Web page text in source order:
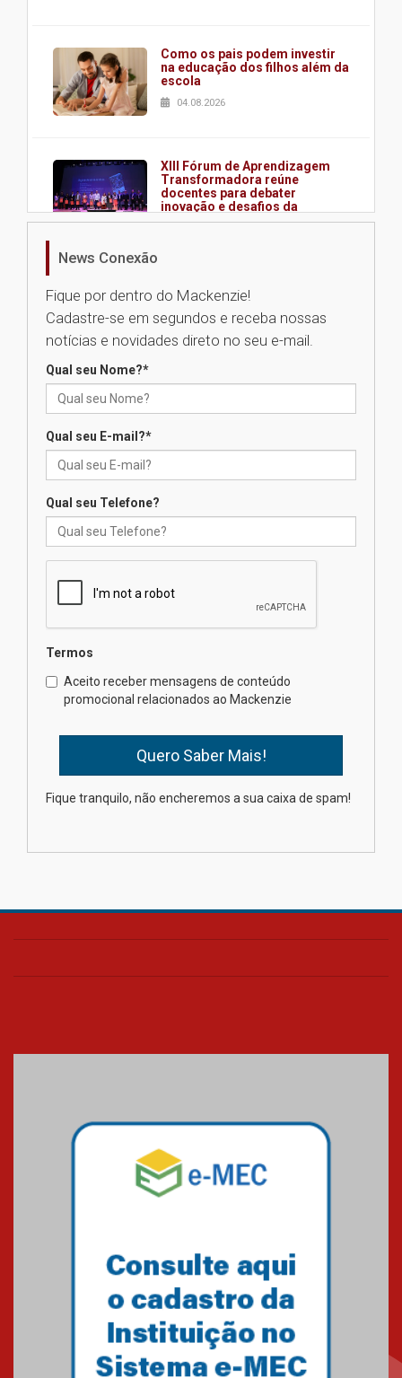
Como os pais podem investir
na educação dos filhos além da
escola
04.08.2026
XIII Fórum de Aprendizagem
Transformadora reúne
docentes para debater
inovação e desafios da
educação superior
Professora do Mackenzie é
finalista do Prêmio Jabuti com
obra sobre ética e arquitetura
contemporânea
internacionais
Oncologista do HUEM ressalta
diagnóstico precoce do câncer
03.08.2026
Jazz promovem capacitação
em práticas de cozinha
Tecnologia e inovação serão
Agronegócio 2026
News Conexão
Fique por dentro do Mackenzie!
Cadastre-se em segundos e receba nossas
notícias e novidades direto no seu e-mail.
Qual seu Nome?*
Qual seu E-mail?*
Qual seu Telefone?
Termos
Aceito receber mensagens de conteúdo
promocional relacionados ao Mackenzie
Fique tranquilo, não encheremos a sua caixa de spam!